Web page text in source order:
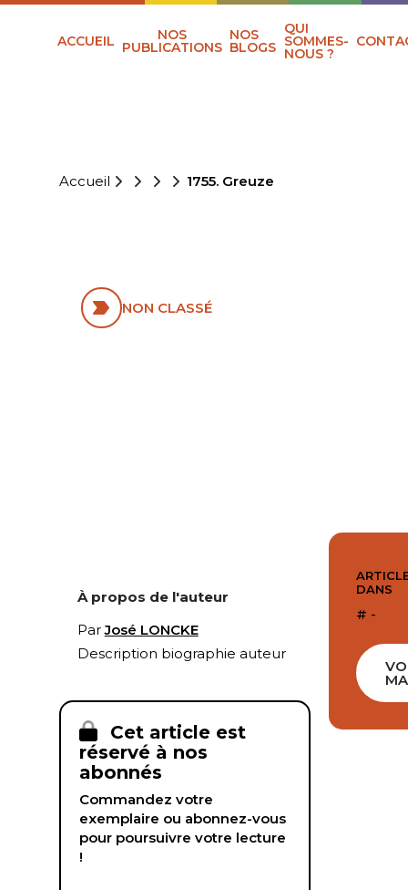
ACCUEIL NOS
PUBLICATIONS
NOS
BLOGS
QUI
SOMMES-
NOUS ?
Accueil 1755. Greuze
NON CLASSÉ
À propos de l'auteur
ParJosé LONCKE
Description biographie auteur
Cet article est
réservé à nos
abonnés
Commandez votre
exemplaire ou abonnez-vous
pour poursuivre votre lecture
!
DANS
# -